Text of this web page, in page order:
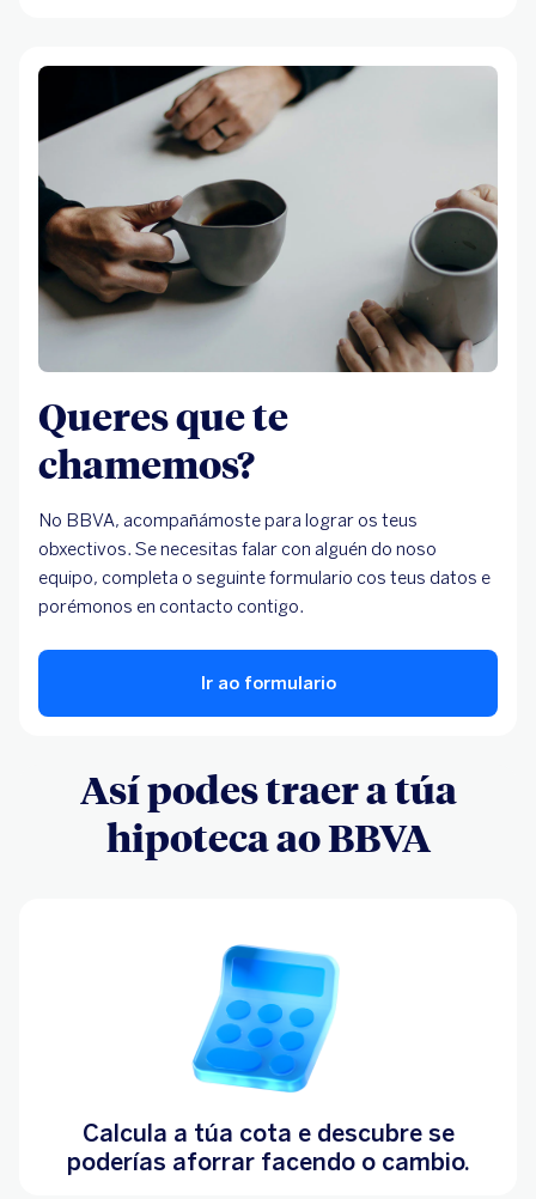
Queres que te
chamemos?
No BBVA, acompañámoste para lograr os teus
obxectivos. Se necesitas falar con alguén do noso
equipo, completa o seguinte formulario cos teus datos e
porémonos en contacto contigo.
Ir ao formulario
Así podes traer a túa
hipoteca ao BBVA
Calcula a túa cota e descubre se
poderías aforrar facendo o cambio.